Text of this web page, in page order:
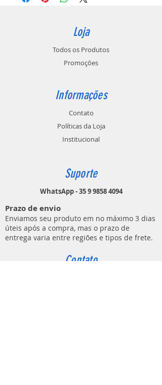
Loja
Todos os Produtos
Promoções
Informações
Contato
Políticas da Loja
Institucional
Suporte
WhatsApp - 35 9 9858 4094
Prazo de envio
Enviamos seu produto em no máximo 3 dias
úteis após a compra, mas o prazo de
entrega varia entre regiões e tipos de frete.
Contato